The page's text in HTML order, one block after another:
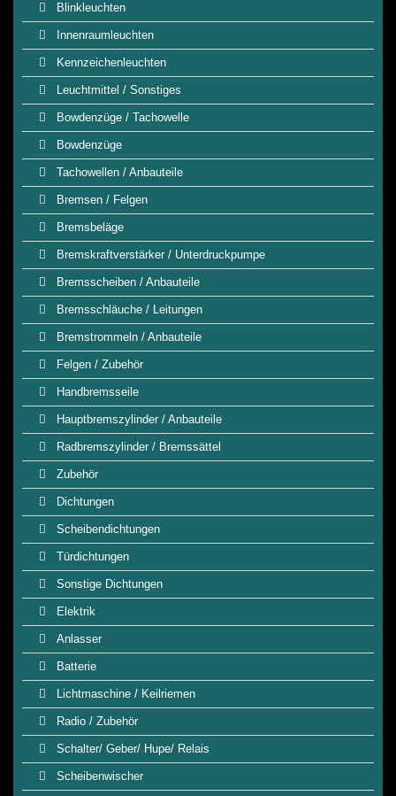
Blinkleuchten
Innenraumleuchten
Kennzeichenleuchten
Leuchtmittel / Sonstiges
Bowdenzüge / Tachowelle
Bowdenzüge
Tachowellen / Anbauteile
Bremsen / Felgen
Bremsbeläge
Bremskraftverstärker / Unterdruckpumpe
Bremsscheiben / Anbauteile
Bremsschläuche / Leitungen
Bremstrommeln / Anbauteile
Felgen / Zubehör
Handbremsseile
Hauptbremszylinder / Anbauteile
Radbremszylinder / Bremssättel
Zubehör
Dichtungen
Scheibendichtungen
Türdichtungen
Sonstige Dichtungen
Elektrik
Anlasser
Batterie
Lichtmaschine / Keilriemen
Radio / Zubehör
Schalter/ Geber/ Hupe/ Relais
Scheibenwischer